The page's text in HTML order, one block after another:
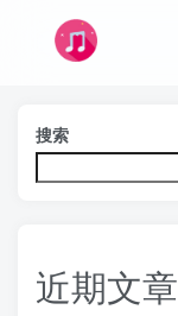
搜索
近期文章